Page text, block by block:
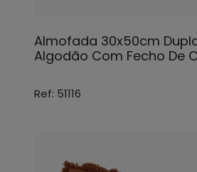
Almofada 30x50cm Dupla
Algodão Com Fecho De
Ref: 51116